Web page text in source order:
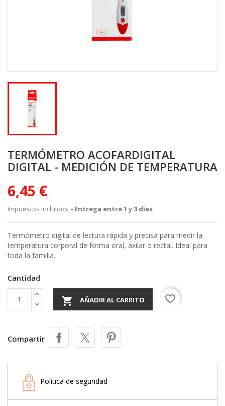
TERMÓMETRO ACOFARDIGITAL
DIGITAL - MEDICIÓN DE TEMPERATURA
6,45 €
Impuestos incluidos Entrega entre 1 y 3 dias
Termómetro digital de lectura rápida y precisa para medir la
temperatura corporal de forma oral, axilar o rectal. Ideal para
toda la familia.
Cantidad
 AÑADIR AL CARRITO favorite_border
Compartir
Política de seguridad